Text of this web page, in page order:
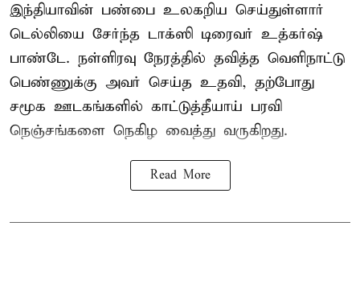
இந்தியாவின் பண்பை உலகறிய செய்துள்ளார்
டெல்லியை சேர்ந்த டாக்ஸி டிரைவர் உத்கர்ஷ்
பாண்டே. நள்ளிரவு நேரத்தில் தவித்த வெளிநாட்டு
பெண்ணுக்கு அவர் செய்த உதவி, தற்போது
சமூக ஊடகங்களில் காட்டுத்தீயாய் பரவி
நெஞ்சங்களை நெகிழ வைத்து வருகிறது.
Read More